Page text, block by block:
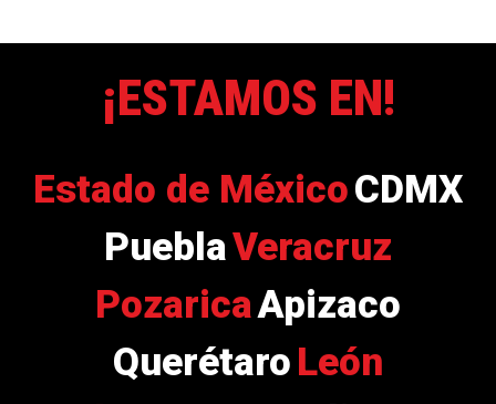
¡ESTAMOS EN!
Estado de MéxicoCDMX
PueblaVeracruz
PozaricaApizaco
QuerétaroLeón